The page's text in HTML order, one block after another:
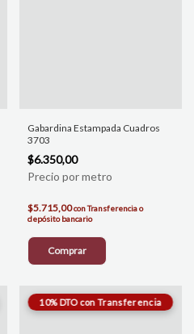
Gabardina Estampada Cuadros
3703
$6.350,00
$5.715,00conTransferencia o
depósito bancario
Comprar